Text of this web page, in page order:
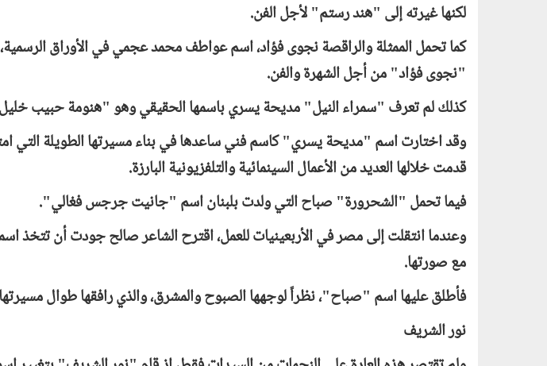
لكنها غيرته إلى "هند رستم" لأجل الفن.
كما تحمل الممثلة والراقصة نجوى فؤاد، اسم عواطف محمد عجمي في الأوراق
"نجوى فؤاد" من أجل الشهرة والفن.
كذلك لم تعرف "سمراء النيل" مديحة يسري باسمها الحقيقي وهو "هنومة حبيب
قدمت خلالها العديد من الأعمال السينمائية والتلفزيونية البارزة.
فيما تحمل "الشحرورة" صباح التي ولدت بلبنان اسم "جانيت جرجس فغالي".
وعندما انتقلت إلى مصر في الأربعينيات للعمل، اقترح الشاعر صالح جودت أن تتخذ
مع صورتها.
فأطلق عليها اسم "صباح"، نظراً لوجهها الصبوح والمشرق، والذي رافقها طوال مسيرتها
نور الشريف